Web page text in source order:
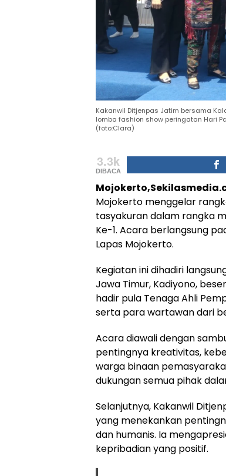
Kakanwil Ditjenpas Jatim bersama
lomba fashion show peringatan Hari
(foto:Clara)
3.3k
DIBACA
Mojokerto menggelar
tasyakuran dalam rangka
Ke-1. Acara berlangsung
Lapas Mojokerto.
Kegiatan ini dihadiri
Jawa Timur, Kadiyono,
hadir pula Tenaga Ahli
serta para wartawan dari
Acara diawali dengan
pentingnya kreativitas,
warga binaan
dukungan semua pihak
Selanjutnya, Kakanwil
yang menekankan
dan humanis. Ia
kepribadian yang positif.